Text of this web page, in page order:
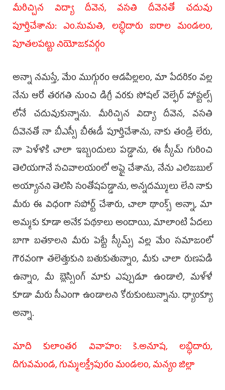
మీరిచ్చిన విద్యా దీవెన, వసతి దీవెనతో చ‌దువు
పూర్తిచేశాను: ఎం.సుమతి, లబ్ధిదారు ఐరాల మండలం,
పూతలపట్టు నియోజకవర్గం
అన్నా నమస్తే, మేం ముగ్గురం ఆడపిల్లలం, మా పేదరికం వల్ల
నేను ఆరో తరగతి నుంచి డిగ్రీ వరకు సోషల్‌ వెల్ఫేర్‌ హాస్టల్స్‌
లోనే చదువుకున్నాను. మీరిచ్చిన విద్యా దీవెన, వసతి
దీవెనతో నా బీఎస్సీ బీఈడీ పూర్తిచేశాను, నాకు తండ్రి లేరు,
నా పెళ్ళికి చాలా ఇబ్బందులు పడ్డాను, ఈ స్కీమ్‌ గురించి
తెలియగానే సచివాలయంలో అప్లై చేశాను, నేను ఎలిజబుల్‌
అయ్యానని తెలిసి సంతోషపడ్డాను, అన్నదమ్ములు లేని నాకు
మీరు ఈ విధంగా సపోర్ట్‌ చేశారు, చాలా థాంక్స్‌ అన్నా, మా
అమ్మకు కూడా అనేక పథకాలు అందాయి, మాలాంటి పేదలు
బాగా బతకాలని మీరు పెట్టే స్కీమ్స్‌ వల్ల మేం సమాజంలో
గౌరవంగా తలెత్తుకుని బతుకుతున్నాం, మీకు చాలా రుణపడి
ఉన్నాం, మీ బ్లెస్సింగ్‌ మాకు ఎప్పుడూ ఉండాలి, మళ్ళీ
కూడా మీరు సీఎంగా ఉండాలని కోరుకుంటున్నాను. ధ్యాంక్యూ
అన్నా.
మాది కులాంత‌ర వివాహం: కె.అనూష, లబ్ధిదారు,
దిగువమండ, గుమ్మలక్ష్మీపురం మండలం, మన్యం జిల్లా